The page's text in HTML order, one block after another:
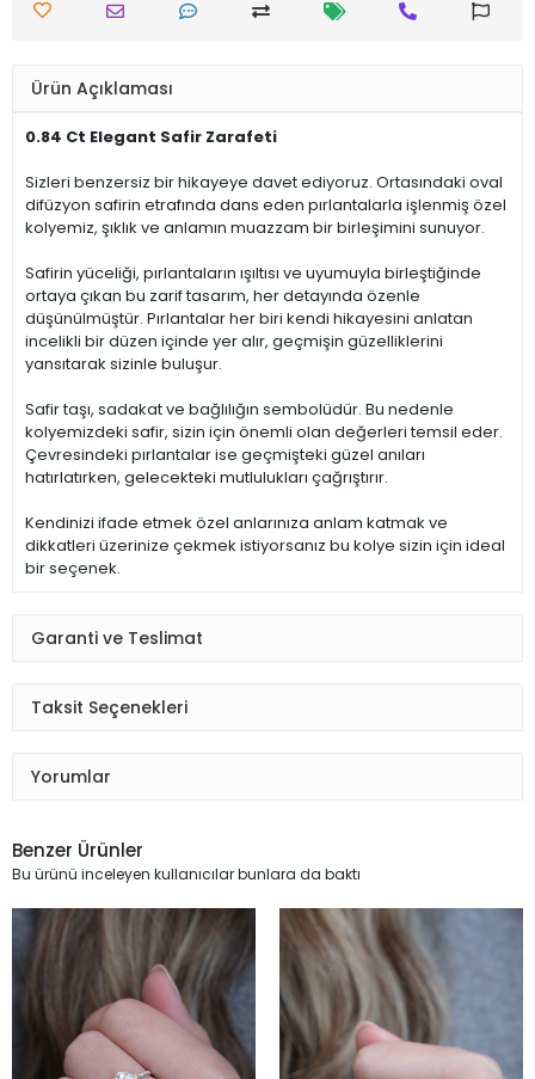
Ürün Açıklaması
0.84 Ct Elegant Safir Zarafeti
Sizleri benzersiz bir hikayeye davet ediyoruz. Ortasındaki oval
difüzyon safirin etrafında dans eden pırlantalarla işlenmiş özel
kolyemiz, şıklık ve anlamın muazzam bir birleşimini sunuyor.
Safirin yüceliği, pırlantaların ışıltısı ve uyumuyla birleştiğinde
ortaya çıkan bu zarif tasarım, her detayında özenle
düşünülmüştür. Pırlantalar her biri kendi hikayesini anlatan
incelikli bir düzen içinde yer alır, geçmişin güzelliklerini
yansıtarak sizinle buluşur.
Safir taşı, sadakat ve bağlılığın sembolüdür. Bu nedenle
kolyemizdeki safir, sizin için önemli olan değerleri temsil eder.
Çevresindeki pırlantalar ise geçmişteki güzel anıları
hatırlatırken, gelecekteki mutlulukları çağrıştırır.
Kendinizi ifade etmek özel anlarınıza anlam katmak ve
dikkatleri üzerinize çekmek istiyorsanız bu kolye sizin için ideal
bir seçenek.
Garanti ve Teslimat
Taksit Seçenekleri
Yorumlar
Benzer Ürünler
Bu ürünü inceleyen kullanıcılar bunlara da baktı